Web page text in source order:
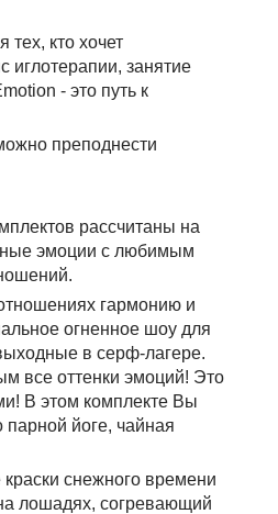
тех, кто хочет
иглотерапии, занятие
- это путь к
преподнести
рассчитаны на
эмоции с любимым
гармонию и
огненное шоу для
в серф-лагере.
все оттенки эмоций! Это
В этом комплекте Вы
парной йоге, чайная
снежного времени
на лошадях, согревающий